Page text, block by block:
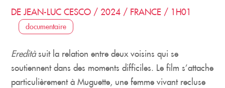
DE JEAN-LUC CESCO / 2024 / FRANCE / 1H01
documentaire
Ereditàsuit la relation entre deux voisins qui se
soutiennent dans des moments difficiles. Le film s’attache
particulièrement à Muguette, une femme vivant recluse